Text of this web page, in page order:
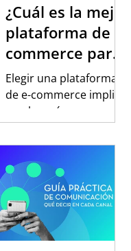
¿Cuál es la mejor
plataforma de e-
commerce para
vender en
Latinoamérica?
Elegir una plataforma
de e-commerce implica
mucho más que
comparar funciones o
precios. Descubrí qué
factores conviene
evaluar para vender en
Latinoamérica, por qué
las integraciones
locales son
determinantes y cómo